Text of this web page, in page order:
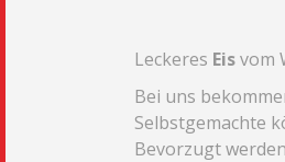
Leckeres Eisvom
Bei uns
Selbstgemachte
Bevorzugt